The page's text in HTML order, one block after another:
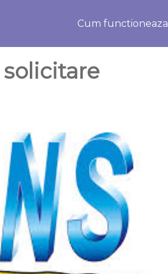
Cum functioneaza
solicitare